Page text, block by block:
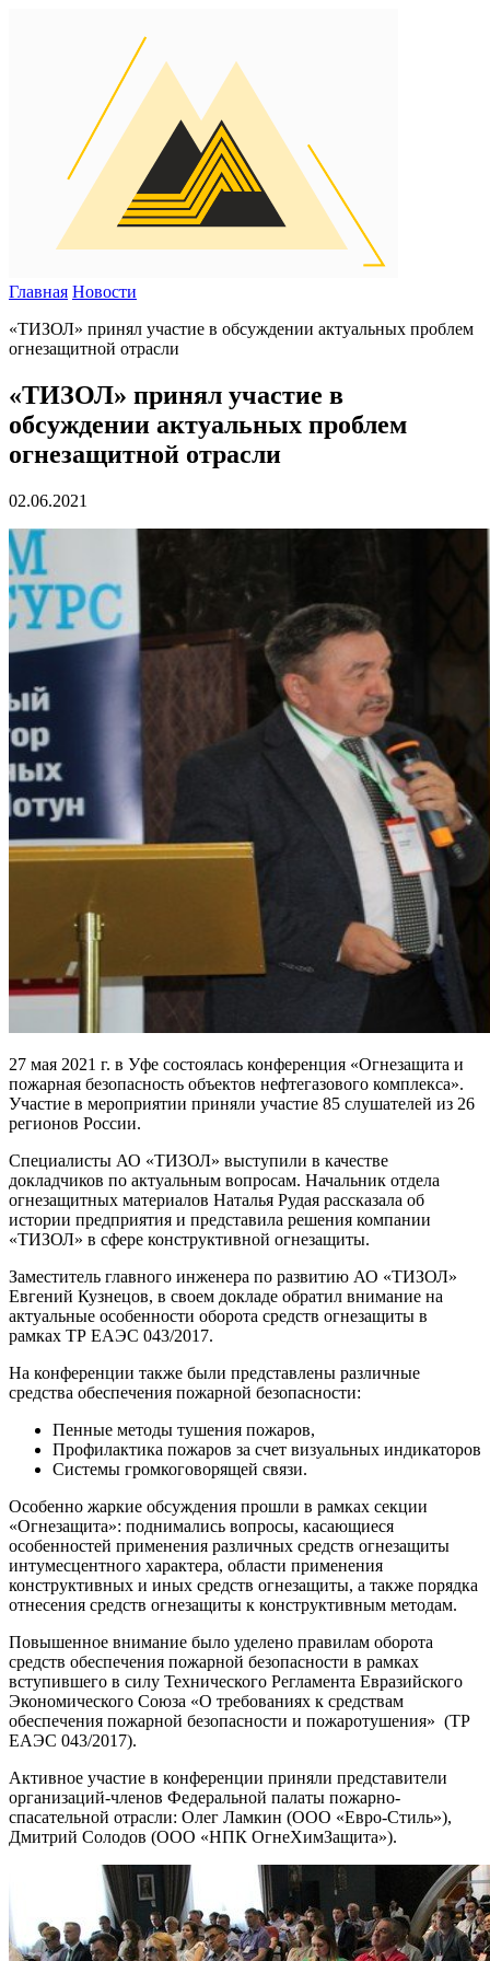
Главная Новости
«ТИЗОЛ» принял участие в обсуждении актуальных проблем
огнезащитной отрасли
«ТИЗОЛ» принял участие в
обсуждении актуальных проблем
огнезащитной отрасли
02.06.2021
27 мая 2021 г. в Уфе состоялась конференция «Огнезащита и
пожарная безопасность объектов нефтегазового комплекса».
Участие в мероприятии приняли участие 85 слушателей из 26
регионов России.
Специалисты АО «ТИЗОЛ» выступили в качестве
докладчиков по актуальным вопросам. Начальник отдела
огнезащитных материалов Наталья Рудая рассказала об
истории предприятия и представила решения компании
«ТИЗОЛ» в сфере конструктивной огнезащиты.
Заместитель главного инженера по развитию АО «ТИЗОЛ»
Евгений Кузнецов, в своем докладе обратил внимание на
актуальные особенности оборота средств огнезащиты в
рамках ТР ЕАЭС 043/2017.
На конференции также были представлены различные
средства обеспечения пожарной безопасности:
Пенные методы тушения пожаров,
Профилактика пожаров за счет визуальных индикаторов
Системы громкоговорящей связи.
Особенно жаркие обсуждения прошли в рамках секции
«Огнезащита»: поднимались вопросы, касающиеся
особенностей применения различных средств огнезащиты
интумесцентного характера, области применения
конструктивных и иных средств огнезащиты, а также порядка
отнесения средств огнезащиты к конструктивным методам.
Повышенное внимание было уделено правилам оборота
средств обеспечения пожарной безопасности в рамках
вступившего в силу Технического Регламента Евразийского
Экономического Союза «О требованиях к средствам
обеспечения пожарной безопасности и пожаротушения» (ТР
ЕАЭС 043/2017).
Активное участие в конференции приняли представители
организаций-членов Федеральной палаты пожарно-
спасательной отрасли: Олег Ламкин (ООО «Евро-Стиль»),
Дмитрий Солодов (ООО «НПК ОгнеХимЗащита»).